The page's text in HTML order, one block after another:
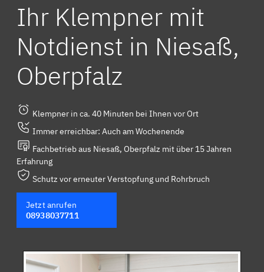
Ihr Klempner mit
Notdienst in Niesaß,
Oberpfalz
Klempner in ca. 40 Minuten bei Ihnen vor Ort
Immer erreichbar: Auch am Wochenende
Fachbetrieb aus Niesaß, Oberpfalz mit über 15 Jahren
Erfahrung
Schutz vor erneuter Verstopfung und Rohrbruch
Jetzt anrufen
08938037711